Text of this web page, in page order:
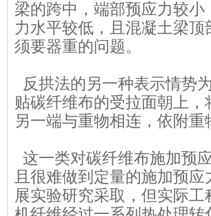
梁的跨中，端部预应力较
力水平较低，且混凝土梁
须要器重的问题。
反拱法的另一种表示情势
贴碳纤维布的受拉面朝上
另一端与重物相连，依附
这一类对碳纤维布施加预
且很难做到定量的施加预
展实验研究采取，但实际